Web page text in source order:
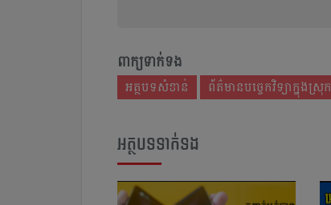
ពាក្យទាក់ទង
អត្ថបទសំខាន់ ព័ត៌មានបច្ចេកវិទ្យាក្នុងស្រុក
អត្ថបទទាក់ទង